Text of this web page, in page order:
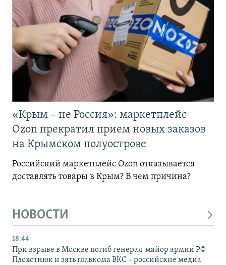
«Крым – не Россия»: маркетплейс
Ozon прекратил прием новых заказов
на Крымском полуострове
Российский маркетплейс Ozon отказывается
доставлять товары в Крым? В чем причина?
НОВОСТИ
18:44
При взрыве в Москве погиб генерал-майор армии РФ
Плохотнюк и зять главкома ВКС – российские медиа